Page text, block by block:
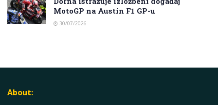
MotoGP na Austin F1 GP-u
30/07/2026
About: